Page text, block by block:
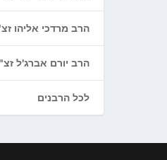
הרב מרדכי אליהו
הרב יורם אברג'ל
לכל הרבנים